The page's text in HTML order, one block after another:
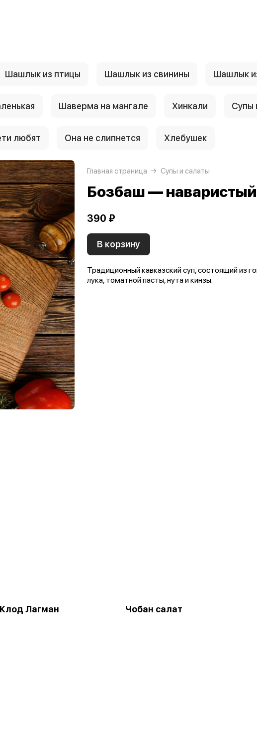
Шашлык из птицы Шашлык из свинины Шашлык
Шаверма на мангале Хинкали Супы
любят Она не слипнется Хлебушек
Главная страница Супы и салаты
Бозбаш —
390 ₽
В корзину
Традиционный кавказский суп, состоящий из
лука, томатной пасты, нута и кинзы.
Лагман Чобан салат